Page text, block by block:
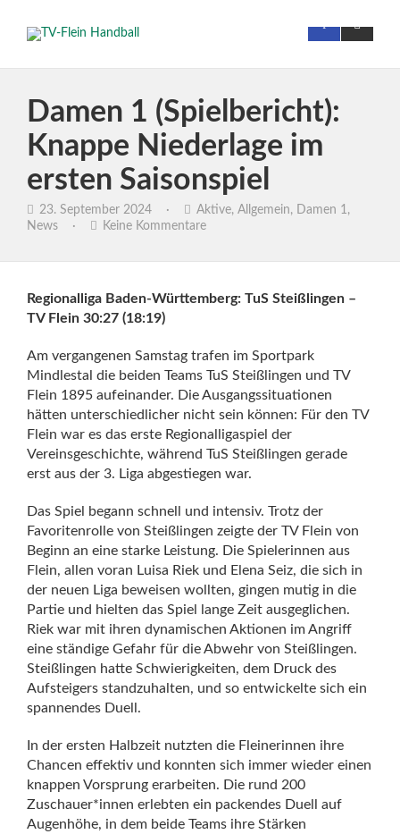
Damen 1 (Spielbericht):
Knappe Niederlage im
ersten Saisonspiel
23. September 2024 · Aktive, Allgemein, Damen 1,
News
· Keine Kommentare
Regionalliga Baden-Württemberg: TuS Steißlingen –
TV Flein 30:27 (18:19)
Am vergangenen Samstag trafen im Sportpark
Mindlestal die beiden Teams TuS Steißlingen und TV
Flein 1895 aufeinander. Die Ausgangssituationen
hätten unterschiedlicher nicht sein können: Für den TV
Flein war es das erste Regionalligaspiel der
Vereinsgeschichte, während TuS Steißlingen gerade
erst aus der 3. Liga abgestiegen war.
Das Spiel begann schnell und intensiv. Trotz der
Favoritenrolle von Steißlingen zeigte der TV Flein von
Beginn an eine starke Leistung. Die Spielerinnen aus
Flein, allen voran Luisa Riek und Elena Seiz, die sich in
der neuen Liga beweisen wollten, gingen mutig in die
Partie und hielten das Spiel lange Zeit ausgeglichen.
Riek war mit ihren dynamischen Aktionen im Angriff
eine ständige Gefahr für die Abwehr von Steißlingen.
Steißlingen hatte Schwierigkeiten, dem Druck des
Aufsteigers standzuhalten, und so entwickelte sich ein
spannendes Duell.
In der ersten Halbzeit nutzten die Fleinerinnen ihre
Chancen effektiv und konnten sich immer wieder einen
knappen Vorsprung erarbeiten. Die rund 200
Zuschauer*innen erlebten ein packendes Duell auf
Augenhöhe, in dem beide Teams ihre Stärken